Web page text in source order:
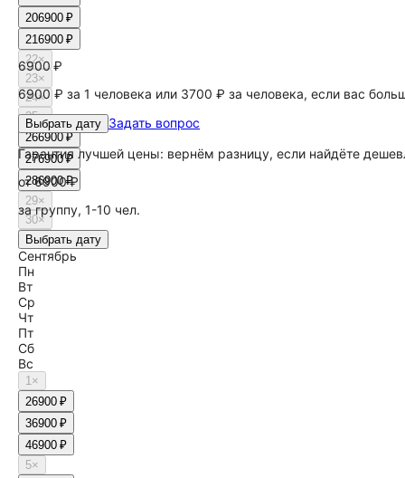
206900 ₽
216900 ₽
22×
23×
24×
25×
266900 ₽
276900 ₽
286900 ₽
29×
30×
31×
Сентябрь
Пн
Вт
Ср
Чт
Пт
Сб
Вс
1×
26900 ₽
36900 ₽
46900 ₽
5×
6900 ₽
6900 ₽ за 1 человека или 3700 ₽ за человека, если вас
Выбрать дату Задать вопрос
Гарантия лучшей цены: вернём разницу, если найдёте
от6900 ₽
за группу, 1-10 чел.
Выбрать дату